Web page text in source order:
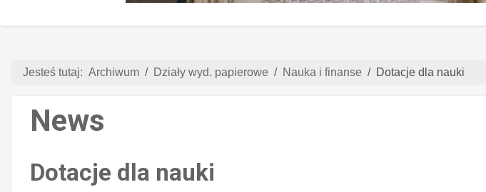
Jesteś tutaj: Archiwum Działy wyd. papierowe Nauka i finanse Dotacje dla nauki
News
Dotacje dla nauki